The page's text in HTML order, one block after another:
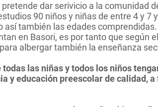
dar serivicio a la comunidad
90 niños y niñas de entre 4 y 7
así también las edades
en Basori, es por tanto que según
albergar también la enseñanza
las niñas y todos los niños
y educación preescolar de calidad,